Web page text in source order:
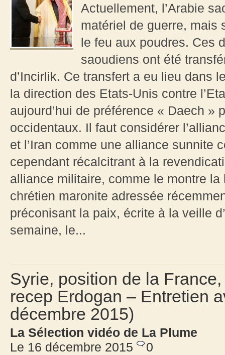
Actuellement, l’Arabie
matériel de guerre, mais
le feu aux poudres. Ces
saoudiens ont été
d’Incirlik. Ce transfert a eu lieu dans
la direction des Etats-Unis contre
aujourd’hui de préférence « Daech »
occidentaux. Il faut considérer
et l’Iran comme une alliance sunnite
cependant récalcitrant à la
alliance militaire, comme le montre la
chrétien maronite adressée
préconisant la paix, écrite à la veille
semaine, le...
Syrie, position de la
recep Erdogan – Entretien
décembre 2015)
La Sélection vidéo de La Plume
Le 16 décembre 2015
0